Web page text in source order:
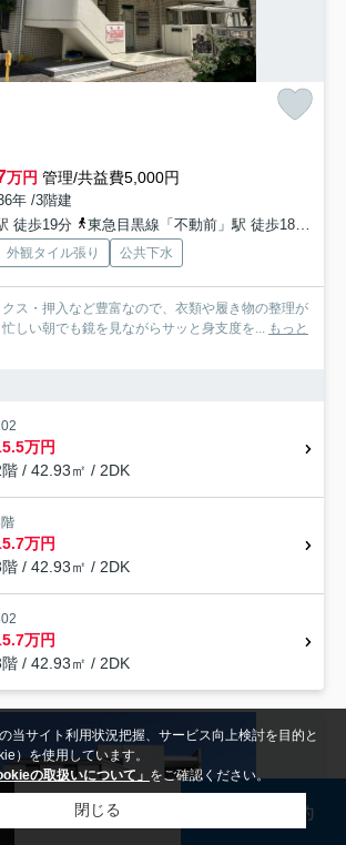
万円 管理/共益費5,000円
年 /3階建
徒歩19分
東急目黒線「不動前」駅 徒歩18分
外観タイル張り 公共下水
ス・押入など豊富なので、衣類や履き物の整理が
しい朝でも鏡を見ながらサッと身支度を... もっと
万円
/ 42.93㎡ / 2DK
万円
/ 42.93㎡ / 2DK
万円
/ 42.93㎡ / 2DK
検討リスト 来店予約
当サイト利用状況把握、サービス向上検討を目的と
）を使用しています。
の取扱いについて」 をご確認ください。
閉じる